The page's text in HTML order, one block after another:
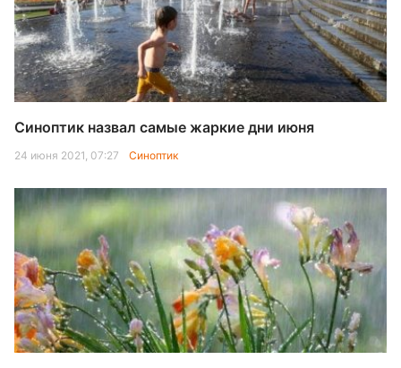
Синоптик назвал самые жаркие дни июня
24 июня 2021, 07:27 Синоптик